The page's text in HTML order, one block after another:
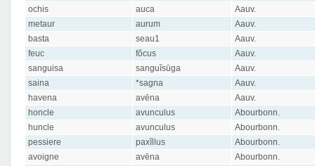
ochis
auca
Aauv.
metaur
aurum
Aauv.
basta
seau1
Aauv.
feuc
fŏcus
Aauv.
sanguisa
sanguĭsūga
Aauv.
saina
*sagna
Aauv.
havena
avēna
Aauv.
honcle
avunculus
Abourbonn.
huncle
avunculus
Abourbonn.
pessiere
paxĭllus
Abourbonn.
avoigne
avēna
Abourbonn.